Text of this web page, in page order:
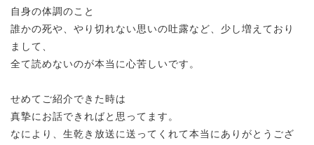
自身の体調のこと
誰かの死や、やり切れない思いの吐露など、少し増えており
まして、
全て読めないのが本当に心苦しいです。
せめてご紹介できた時は
真摯にお話できればと思ってます。
なにより、生乾き放送に送ってくれて本当にありがとうござ